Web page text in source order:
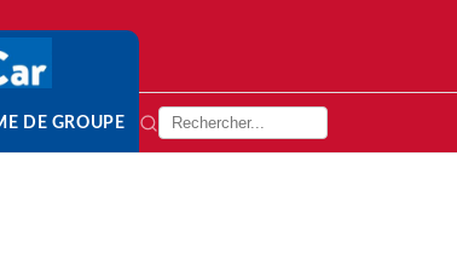
DE GROUPE